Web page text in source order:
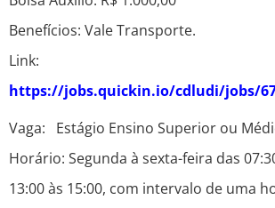
Benefícios: Vale Transporte.
Link:
https://jobs.quickin.io/cdludi/jobs/
Vaga: Estágio Ensino Superior ou
Horário: Segunda à sexta-feira das
13:00 às 15:00, com intervalo de uma